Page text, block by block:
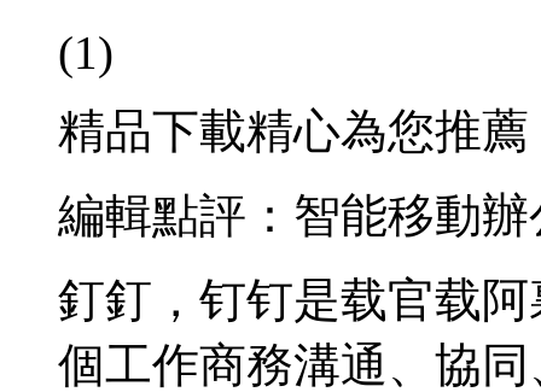
(1)
精品下載精心為您推薦
編輯點評：智能移動
釘釘，钉钉是载官载
個工作商務溝通、協